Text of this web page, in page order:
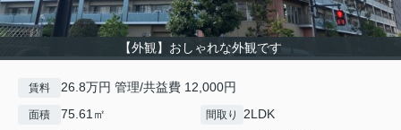
【外観】おしゃれな外観です
賃料 26.8万円 管理/共益費 12,000円
面積 75.61㎡ 間取り 2LDK